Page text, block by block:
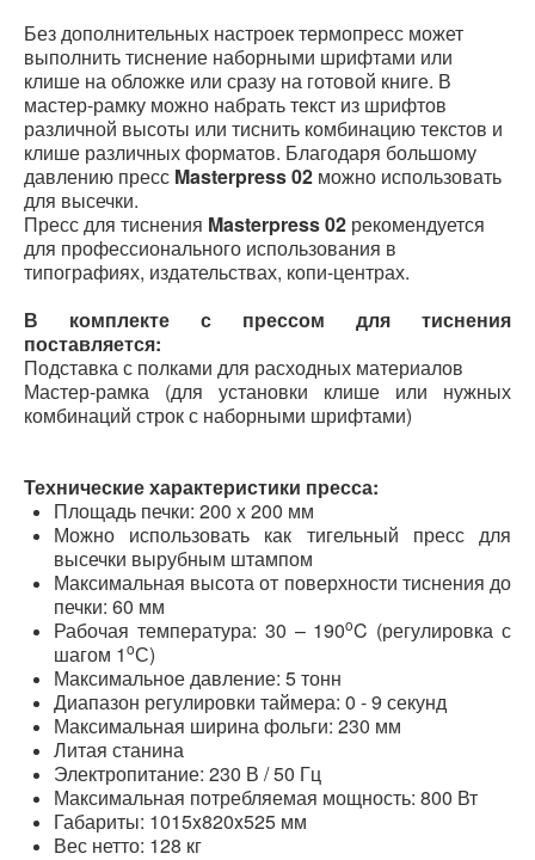
Без дополнительных настроек термопресс может
выполнить тиснение наборными шрифтами или
клише на обложке или сразу на готовой книге. В
мастер-рамку можно набрать текст из шрифтов
различной высоты или тиснить комбинацию текстов и
клише различных форматов. Благодаря большому
давлению пресс Masterpress 02 можно использовать
для высечки.
Пресс для тиснения Masterpress02 рекомендуется
для профессионального использования в
типографиях, издательствах, копи-центрах.
В комплекте с прессом для тиснения
поставляется:
Подставка с полками для расходных материалов
Мастер-рамка (для установки клише или нужных
комбинаций строк с наборными шрифтами)
Технические характеристики пресса:
Площадь печки: 200 x 200 мм
Можно использовать как тигельный пресс для
высечки вырубным штампом
Максимальная высота от поверхности тиснения до
печки: 60 мм
Рабочая температура: 30 – 190oC (регулировка с
шагом 1oС)
Максимальное давление: 5 тонн
Диапазон регулировки таймера: 0 - 9 секунд
Максимальная ширина фольги: 230 мм
Литая станина
Электропитание: 230 В / 50 Гц
Максимальная потребляемая мощность: 800 Вт
Габариты: 1015x820x525 мм
Вес нетто: 128 кг